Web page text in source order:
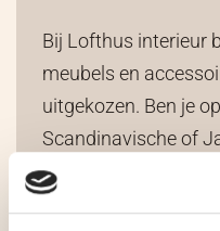
Bij Lofthus interieur
meubels en
uitgekozen. Ben je
Scandinavische of
ons op het juiste
vlakbij Amersfoort,